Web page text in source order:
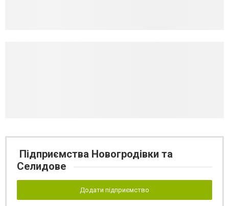
Підприємства Новогродівки та
Селидове
Додати підприємство